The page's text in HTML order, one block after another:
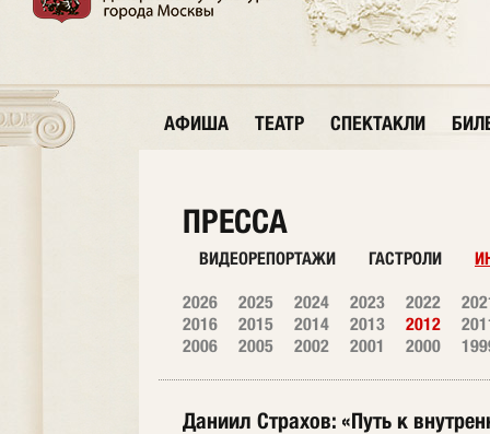
АФИША ТЕАТР СПЕКТАКЛИ
ПРЕССА
ВИДЕОРЕПОРТАЖИ ГАСТРОЛИ
2026 2025 2024 2023 2022
2016
2015 2014 2013 2012
2006
2005 2002 2001 2000
Даниил Страхов: «Путь к